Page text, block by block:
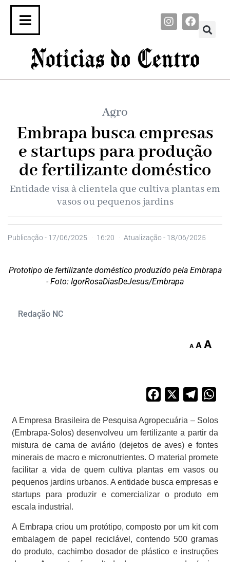
Agro
Embrapa busca empresas
e startups para produção
de fertilizante doméstico
Entidade visa à clientela que cultiva plantas em
vasos ou pequenos jardins
Publicação - 17/06/2025 16:20 Atualização - 18/06/2025
Prototipo de fertilizante doméstico produzido pela Embrapa
- Foto: IgorRosaDiasDeJesus/Embrapa
Redação NC
A A A
Facebook
A Empresa Brasileira de Pesquisa Agropecuária – Solos
(Embrapa-Solos) desenvolveu um fertilizante a partir da
mistura de cama de aviário (dejetos de aves) e fontes
minerais de macro e micronutrientes. O material promete
facilitar a vida de quem cultiva plantas em vasos ou
pequenos jardins urbanos. A entidade busca empresas e
startups para produzir e comercializar o produto em
escala industrial.
A Embrapa criou um protótipo, composto por um kit com
embalagem de papel reciclável, contendo 500 gramas
do produto, cachimbo dosador de plástico e instruções